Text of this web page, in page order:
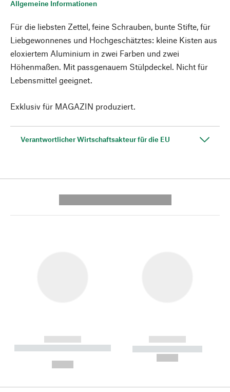
Allgemeine Informationen
Für die liebsten Zettel, feine Schrauben, bunte Stifte, für
Liebgewonnenes und Hochgeschätztes: kleine Kisten aus
eloxiertem Aluminium in zwei Farben und zwei
Höhenmaßen. Mit passgenauem Stülpdeckel. Nicht für
Lebensmittel geeignet.
Exklusiv für MAGAZIN produziert.
Verantwortlicher Wirtschaftsakteur für die EU
------------
----------- ----------- --------
------------
----------- -----------